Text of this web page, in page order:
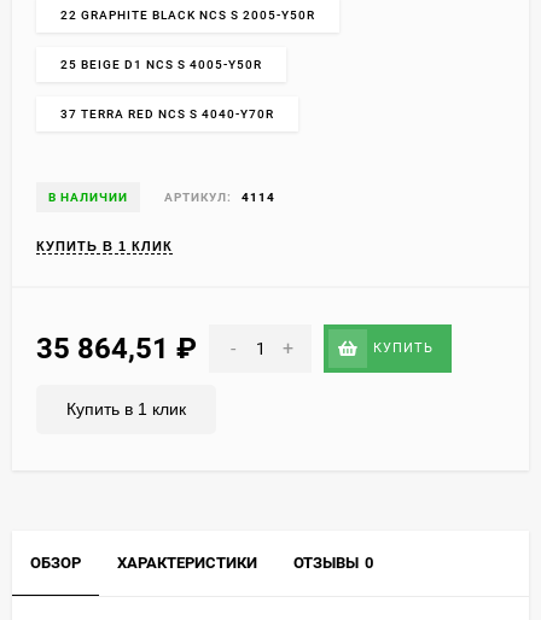
22 GRAPHITE BLACK NCS S 2005-Y50R
25 BEIGE D1 NCS S 4005-Y50R
37 TERRA RED NCS S 4040-Y70R
В НАЛИЧИИ АРТИКУЛ: 4114
КУПИТЬ В 1 КЛИК
35 864,51 ₽ - + КУПИТЬ
Купить в 1 клик
ОБЗОР ХАРАКТЕРИСТИКИ ОТЗЫВЫ 0